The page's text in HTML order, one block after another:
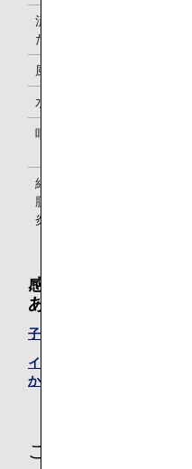
流行性耳下腺炎（お
たふくかぜ）
耳
風疹（三日ばしか）
水痘
咽頭結膜熱
結核、髄膜炎菌性髄
膜炎、流行性角結膜
炎など
症
感染症・インフルエ
あるお客様からのよく
子供が感染症にかかりまし
インフルエンザや新型コロ
か？
ご不明な点や、ご